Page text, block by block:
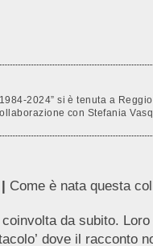
2024” si è tenuta a
con Stefania
Come è nata questa
da subito.
dove il